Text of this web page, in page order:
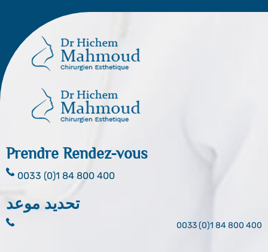
Prendre Rendez-vous
0033 (0)1 84 800 400
تحديد موعد
0033 (0)1 84 800 400